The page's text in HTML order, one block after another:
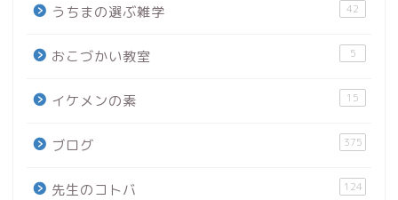
うちまの選ぶ雑学 42
おこづかい教室 5
イケメンの素 15
ブログ 375
先生のコトバ 124